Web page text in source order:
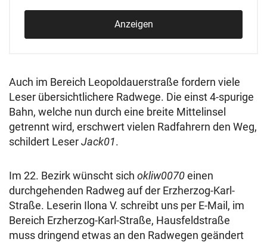
Anzeigen
Auch im Bereich Leopoldauerstraße fordern viele
Leser übersichtlichere Radwege. Die einst 4-spurige
Bahn, welche nun durch eine breite Mittelinsel
getrennt wird, erschwert vielen Radfahrern den Weg,
schildert LeserJack01.
Im 22. Bezirk wünscht sich okliw0070einen
durchgehenden Radweg auf der Erzherzog-Karl-
Straße. Leserin Ilona V. schreibt uns per E-Mail, im
Bereich Erzherzog-Karl-Straße, Hausfeldstraße
muss dringend etwas an den Radwegen geändert